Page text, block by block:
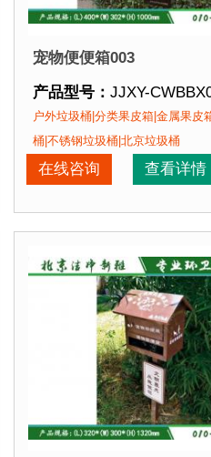
优美，增添城市色彩。3、
生污染。2、产品在视觉上
宠物便便箱003
产品型号：JJXY-
产品规格：
产品材质：钢板喷塑
产品周期：
现货产品 即拍
产品特点：1、材料环保
朝阳某小区、苏州某别墅
户外垃圾桶|分类果皮箱|金属果皮
桶|不锈钢垃圾桶|北京垃圾桶
在线咨询 查看详情